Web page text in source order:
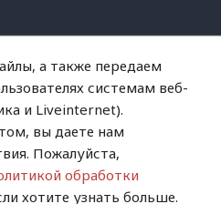
а также передаем
системам веб-
и Liveinternet).
вы даете нам
Пожалуйста,
обработки
хотите узнать больше.